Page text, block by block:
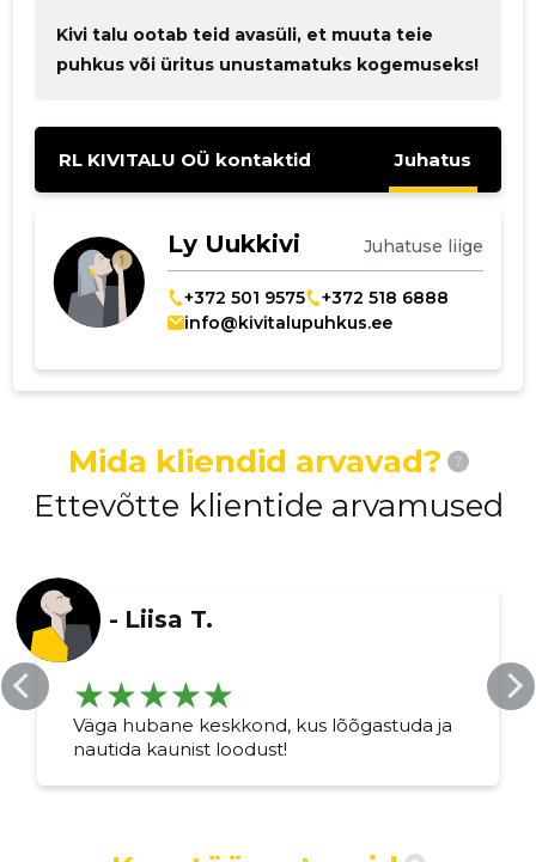
Kivi talu ootab teid avasüli, et muuta teie
puhkus või üritus unustamatuks kogemuseks!
RL KIVITALU OÜ kontaktid Juhatus
Ly Uukkivi Juhatuse liige
+372 501 9575
+372 518 6888
info@kivitalupuhkus.ee
Mida kliendid arvavad? ?
Ettevõtte klientide arvamused
- Liisa T.
Väga hubane keskkond, kus lõõgastuda ja
nautida kaunist loodust!
Muuda pildi